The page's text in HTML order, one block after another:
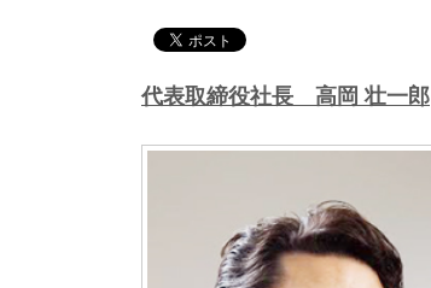
代表取締役社長 高岡 壮一郎